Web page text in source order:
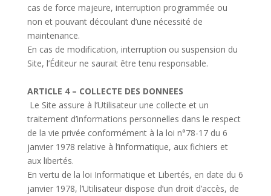
cas de force majeure, interruption programmée ou
non et pouvant découlant d’une nécessité de
maintenance.
En cas de modification, interruption ou suspension du
Site, l’Éditeur ne saurait être tenu responsable.
ARTICLE 4 – COLLECTE DES DONNEES
Le Site assure à l’Utilisateur une collecte et un
traitement d’informations personnelles dans le respect
de la vie privée conformément à la loi n°78-17 du 6
janvier 1978 relative à l’informatique, aux fichiers et
aux libertés.
En vertu de la loi Informatique et Libertés, en date du 6
janvier 1978, l’Utilisateur dispose d’un droit d’accès, de